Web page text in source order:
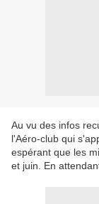
Au vu des infos
l'Aéro-club qui
espérant que les
et juin. En